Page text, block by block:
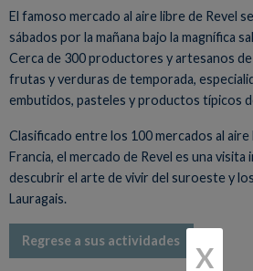
El famoso mercado al aire libre de Revel
sábados por la mañana bajo la magnífica
Cerca de 300 productores y artesanos
frutas y verduras de temporada,
embutidos, pasteles y productos típicos
Clasificado entre los 100 mercados al
Francia, el mercado de Revel es una visita
descubrir el arte de vivir del suroeste y
Lauragais.
Regrese a sus actividades
X